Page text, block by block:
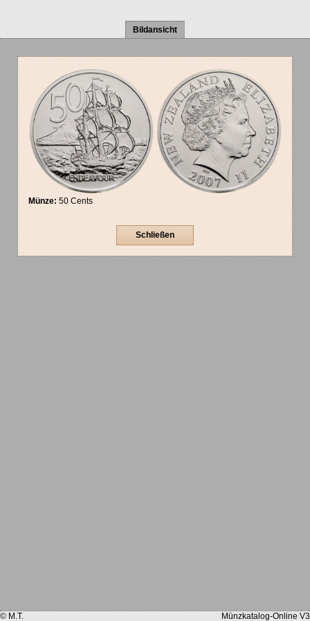
Bildansicht
Münze:50 Cents
Schließen
© M.T. Münzkatalog-Online V3